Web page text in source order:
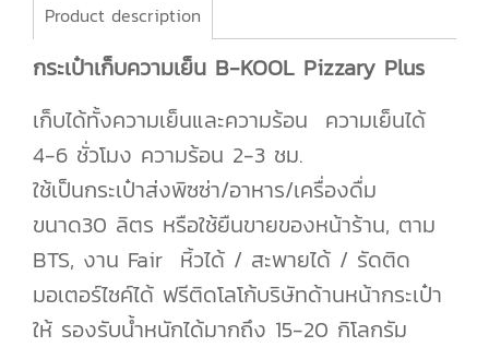
Product description
กระเป๋าเก็บความเย็น B-KOOL Pizzary Plus
เก็บได้ทั้งความเย็นและความร้อน ความเย็นได้
4-6 ชั่วโมง ความร้อน 2-3 ชม.
ใช้เป็นกระเป๋าส่งพิซซ่า/อาหาร/เครื่องดื่ม
ขนาด30 ลิตร หรือใช้ยืนขายของหน้าร้าน, ตาม
BTS, งาน Fair หิ้วได้ / สะพายได้ / รัดติด
มอเตอร์ไซค์ได้ ฟรีติดโลโก้บริษัทด้านหน้ากระเป๋า
ให้ รองรับน้ำหนักได้มากถึง 15-20 กิโลกรัม